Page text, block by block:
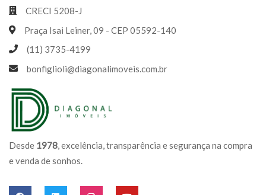
Desde 1978, excelência, transparência e segurança na compra
e venda de sonhos.
CRECI 5208-J
Praça Isai Leiner, 09 - CEP 05592-140
(11) 3735-4199
bonfiglioli@diagonalimoveis.com.br